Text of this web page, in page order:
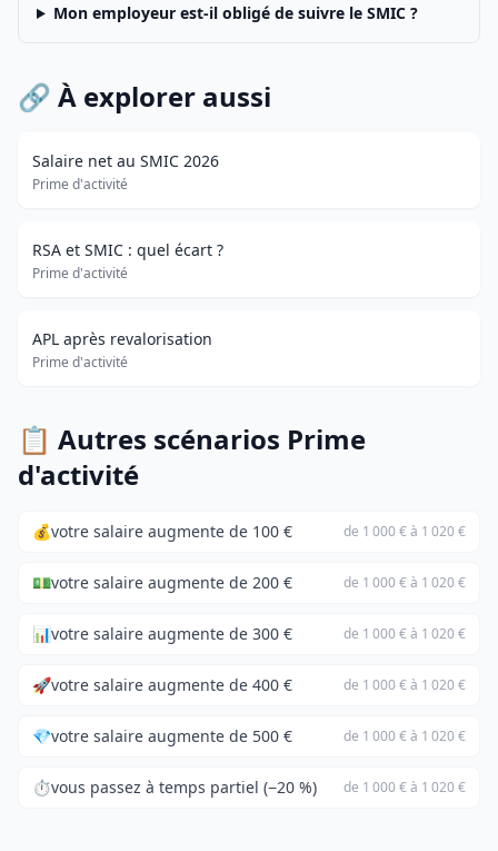
Mon employeur est-il obligé de suivre le SMIC ?
🔗 À explorer aussi
Salaire net au SMIC 2026
Prime d'activité
RSA et SMIC : quel écart ?
Prime d'activité
APL après revalorisation
Prime d'activité
📋 Autres scénarios Prime
d'activité
💰votre salaire augmente de 100 € de 1 000 € à 1 020 €
💵votre salaire augmente de 200 € de 1 000 € à 1 020 €
📊votre salaire augmente de 300 € de 1 000 € à 1 020 €
🚀votre salaire augmente de 400 € de 1 000 € à 1 020 €
💎votre salaire augmente de 500 € de 1 000 € à 1 020 €
⏱️vous passez à temps partiel (−20 %) de 1 000 € à 1 020 €